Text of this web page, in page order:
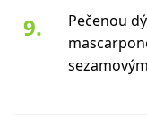
Pečenou